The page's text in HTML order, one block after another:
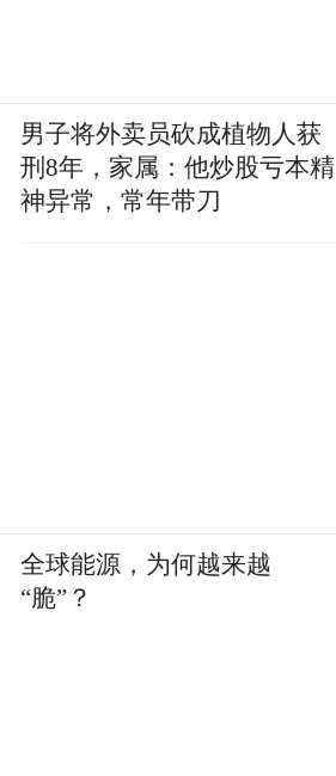
男子将外卖员砍成植物人获
刑8年，家属：他炒股亏本精
神异常，常年带刀
全球能源，为何越来越
“脆”？